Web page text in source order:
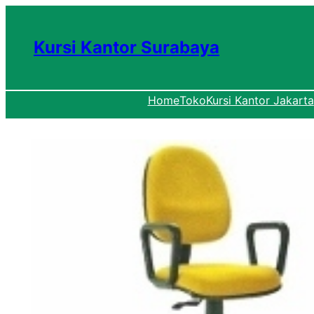
Kursi Kantor Surabaya
HomeTokoKursi Kantor Jakarta